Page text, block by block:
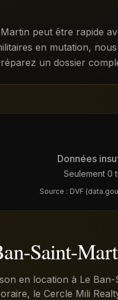
peut être rapide
en mutation,
un dossier
Données
Seulement 0
Source : DVF
Saint-
en location à Le
le Cercle Mili